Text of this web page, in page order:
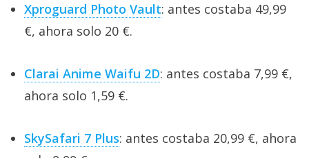
Xproguard Photo Vault: antes costaba 49,99
€, ahora solo 20 €.
Clarai Anime Waifu 2D: antes costaba 7,99 €,
ahora solo 1,59 €.
SkySafari 7 Plus: antes costaba 20,99 €, ahora